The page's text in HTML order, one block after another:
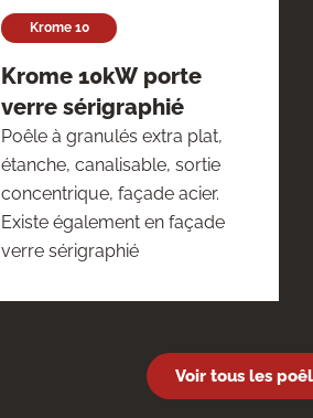
Krome 10
Krome 10kW porte
verre sérigraphié
Poêle à granulés extra plat,
étanche, canalisable, sortie
concentrique, façade acier.
Existe également en façade
verre sérigraphié
Voir tous les